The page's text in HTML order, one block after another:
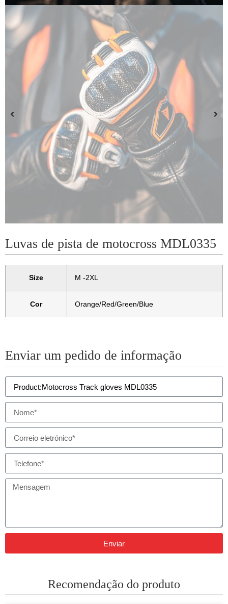
Luvas de pista de motocross MDL0335
Size M -2XL
Cor Orange/Red/Green/Blue
Enviar um pedido de informação
Enviar
Recomendação do produto